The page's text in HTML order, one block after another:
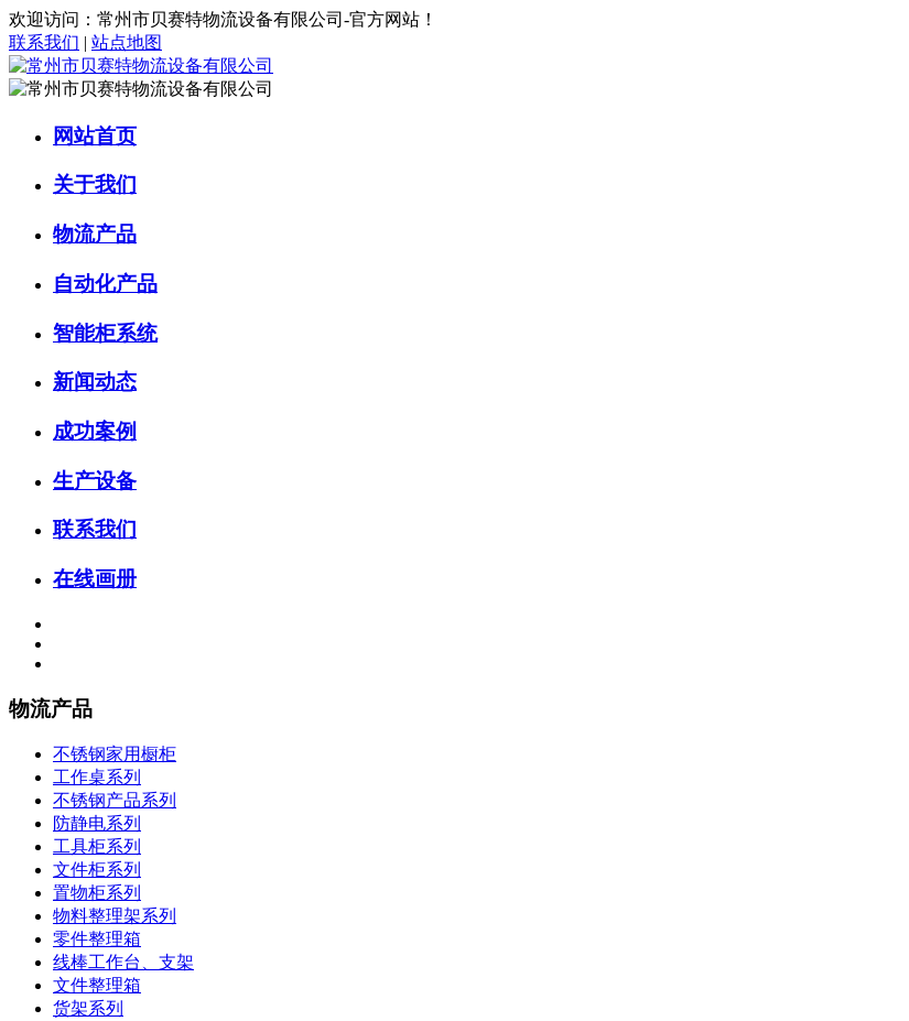
欢迎访问：常州市贝赛特物流设备有限公司-官方网站！
联系我们 | 站点地图
网站首页
关于我们
物流产品
自动化产品
智能柜系统
新闻动态
成功案例
生产设备
联系我们
在线画册
物流产品
不锈钢家用橱柜
工作桌系列
不锈钢产品系列
防静电系列
工具柜系列
文件柜系列
置物柜系列
物料整理架系列
零件整理箱
线棒工作台、支架
文件整理箱
货架系列